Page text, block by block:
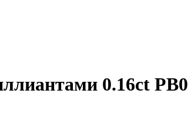
0.16ct